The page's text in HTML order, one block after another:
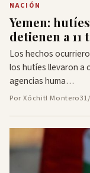
NACIÓN
Yemen:
detienen a 11
Los hechos
los hutíes llevaron a
agencias huma…
Por Xóchitl Montero